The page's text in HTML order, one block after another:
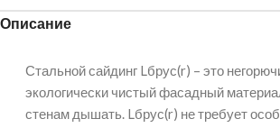
Описание
Стальной сайдинг Lбрус(r) – это
экологически чистый фасадный
стенам дышать. Lбрус(r) не требует